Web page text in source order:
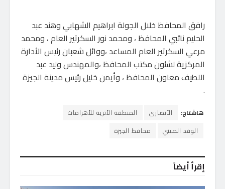
رافق المحافظ خلال الجولة ابراهيم الشهابي وهند عبد
الحليم نائبي المحافظ ، ومحمد نور السكرتير العام ، ومحمد
مرعي السكرتير العام المساعد ،ووائل شعبان رئيس الأدارة
المركزية لشئون مكتب المحافظ ،والمهندس وليد عبد
اللطيف معاون المحافظ ، وأيمن خليل رئيس مدينة الجيزة
.
هاشتاج: الأنصاري
المنطقة الأثرية للأهرامات
الوفد الصيني
محافظ الجيزة
إقرأ أيضاً